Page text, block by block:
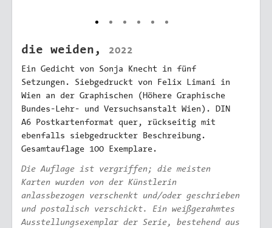
die weiden, 2022
Ein Gedicht von Sonja Knecht in fünf
Setzungen. Siebgedruckt von Felix Limani in
Wien an der Graphischen (Höhere Graphische
Bundes-Lehr- und Versuchs­anstalt Wien). DIN
A6 Postkartenformat quer, rückseitig mit
ebenfalls siebgedruckter Beschreibung.
Gesamtauflage 100 Exemplare.
Die Auflage ist vergriffen; die meisten
Karten wurden von der Künstlerin
anlassbezogen verschenkt und/oder geschrieben
und postalisch verschickt. Ein weißgerahmtes
Ausstellungsexemplar der Serie, bestehend aus